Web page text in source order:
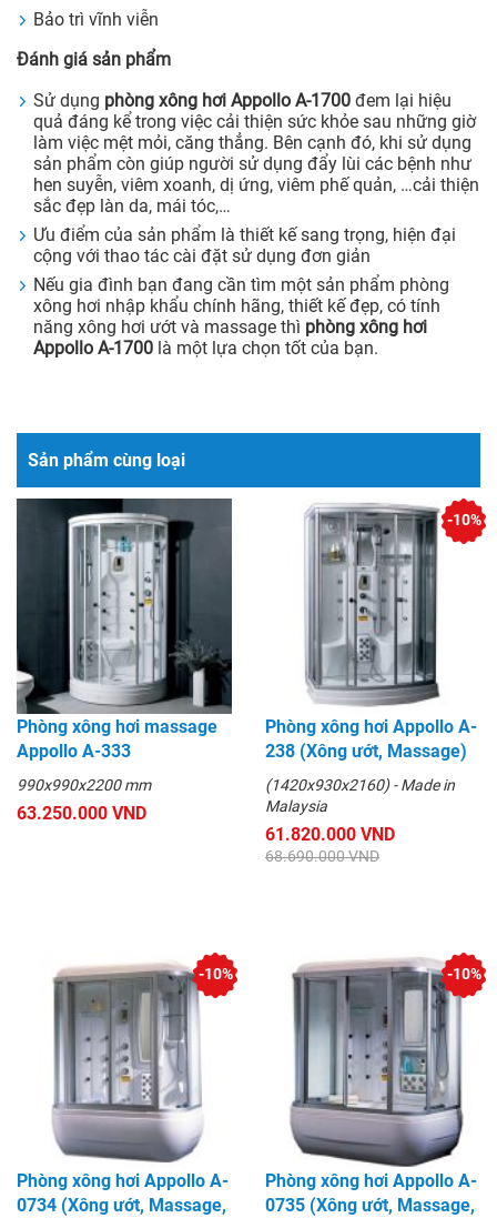
Bảo trì vĩnh viễn
Đánh giá sản phẩm
Sử dụng phòng xông hơi Appollo A-1700 đem lại hiệu
quả đáng kể trong việc cải thiện sức khỏe sau những giờ
làm việc mệt mỏi, căng thẳng. Bên cạnh đó, khi sử dụng
sản phẩm còn giúp người sử dụng đẩy lùi các bệnh như
hen suyễn, viêm xoanh, dị ứng, viêm phế quản, …cải thiện
sắc đẹp làn da, mái tóc,…
Ưu điểm của sản phẩm là thiết kế sang trọng, hiện đại
cộng với thao tác cài đặt sử dụng đơn giản
Nếu gia đình bạn đang cần tìm một sản phẩm phòng
xông hơi nhập khẩu chính hãng, thiết kế đẹp, có tính
năng xông hơi ướt và massage thì phòng xông hơi
Appollo A-1700 là một lựa chọn tốt của bạn.
Sản phẩm cùng loại
Phòng xông hơi massage
Appollo A-333
990x990x2200 mm
63.250.000 VND
Phòng xông hơi Appollo A-
238 (Xông ướt, Massage)
(1420x930x2160) - Made in
Malaysia
61.820.000 VND
68.690.000 VND
-10%
Phòng xông hơi Appollo A-
0734 (Xông ướt, Massage,
-10%
Phòng xông hơi Appollo A-
0735 (Xông ướt, Massage,
-10%